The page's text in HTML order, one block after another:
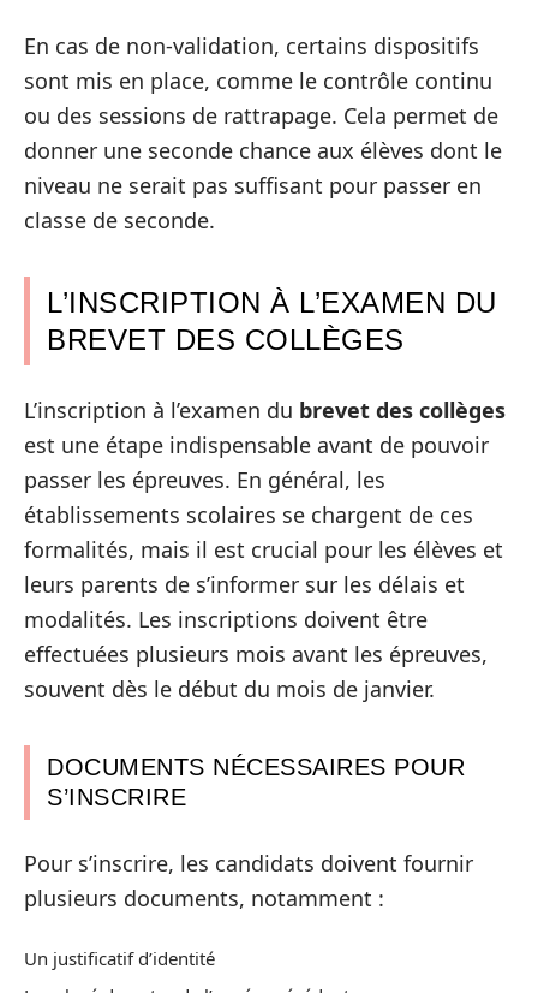
En cas de non-validation, certains dispositifs
sont mis en place, comme le contrôle continu
ou des sessions de rattrapage. Cela permet de
donner une seconde chance aux élèves dont le
niveau ne serait pas suffisant pour passer en
classe de seconde.
L’INSCRIPTION À L’EXAMEN DU
BREVET DES COLLÈGES
L’inscription à l’examen du brevet des collèges
est une étape indispensable avant de pouvoir
passer les épreuves. En général, les
établissements scolaires se chargent de ces
formalités, mais il est crucial pour les élèves et
leurs parents de s’informer sur les délais et
modalités. Les inscriptions doivent être
effectuées plusieurs mois avant les épreuves,
souvent dès le début du mois de janvier.
DOCUMENTS NÉCESSAIRES POUR
S’INSCRIRE
Pour s’inscrire, les candidats doivent fournir
plusieurs documents, notamment :
Un justificatif d’identité